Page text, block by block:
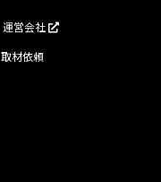
運営会社
取材依頼